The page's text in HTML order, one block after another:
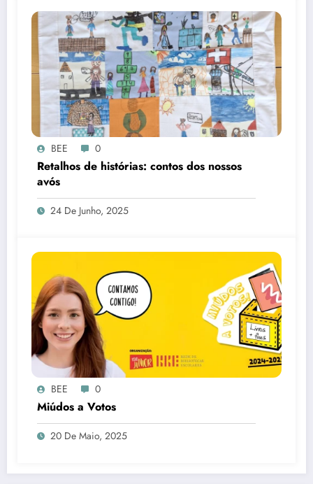
BEE 0
Retalhos de histórias: contos dos nossos
avós
24 De Junho, 2025
BEE 0
Miúdos a Votos
20 De Maio, 2025